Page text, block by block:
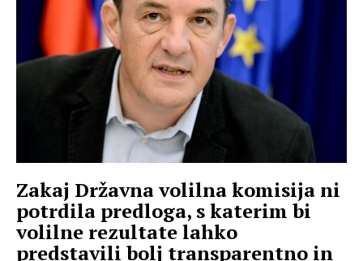
Zakaj Državna volilna komisija ni
potrdila predloga, s katerim bi
volilne rezultate lahko
predstavili bolj transparentno in